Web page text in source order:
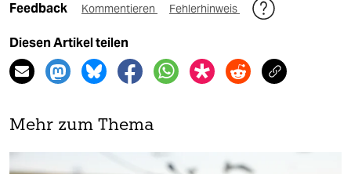
Feedback Kommentieren Fehlerhinweis
Diesen Artikel teilen
Mehr zum Thema